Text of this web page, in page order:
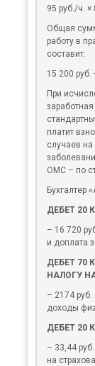
95 руб./ч. ×
Общая
работу в
составит:
15 200 руб.
При
платит
случаев
ОМС – по
Бухгалтер
ДЕБЕТ 20
– 16 720
и доплата
ДЕБЕТ 70
НАЛОГУ
– 2174 руб.
доходы
ДЕБЕТ 20
– 33,44
на